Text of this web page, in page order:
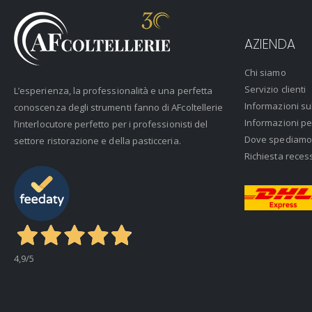
L’esperienza, la professionalità e una perfetta
conoscenza degli strumenti fanno di AFcoltellerie
l’interlocutore perfetto per i professionisti del
settore ristorazione e della pasticceria.
4,9/5
AZIENDA
Chi siamo
Servizio clienti
Informazioni
Informazioni
Dove spediamo
Richiesta